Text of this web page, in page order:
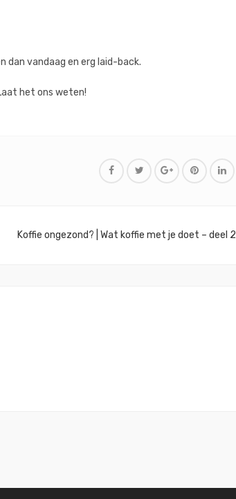
dan vandaag en erg laid-back.
het ons weten!
Koffie ongezond? | Wat koffie met je doet – deel 2